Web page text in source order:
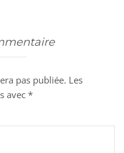
pas publiée. Les
avec *